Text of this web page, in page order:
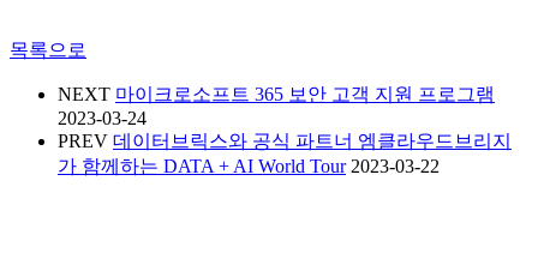
목록으로
NEXT 마이크로소프트 365 보안 고객 지원 프로그램
2023-03-24
PREV 데이터브릭스와 공식 파트너 엠클라우드브리지
가 함께하는 DATA + AI World Tour 2023-03-22